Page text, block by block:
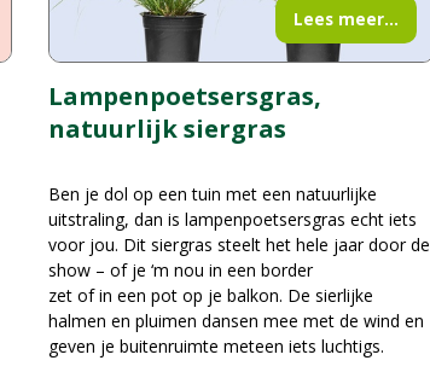
Lampenpoetsersgras,
natuurlijk siergras
Ben je dol op een tuin met een natuurlijke
uitstraling, dan is lampenpoetsersgras echt iets
voor jou. Dit siergras steelt het hele jaar door de
show – of je ‘m nou in een border
zet of in een pot op je balkon. De sierlijke
halmen en pluimen dansen mee met de wind en
geven je buitenruimte meteen iets luchtigs.
Lees meer...